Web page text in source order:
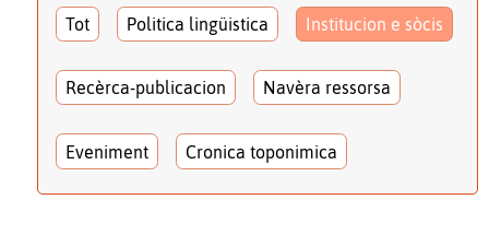
Tot Politica lingüistica Institucion e sòcis
Recèrca-publicacion Navèra ressorsa
Eveniment Cronica toponimica